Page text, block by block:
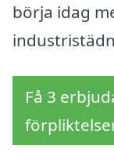
börja idag
Få 3